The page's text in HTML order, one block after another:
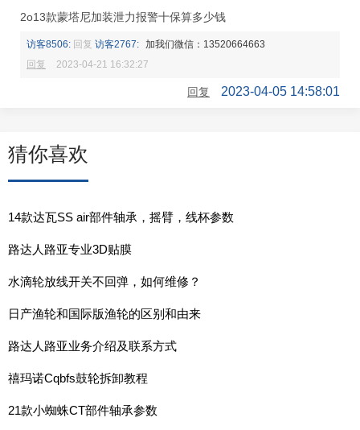
2o13款蒙塔尼加装泄力报警十保算多少钱
访客8506: 回复 访客2767: 加我们微信：13520664663
回复
2023-04-21 16:32:27
回复 2023-04-05 14:58:01
猜你喜欢
14款达瓦SS air部件轴承，摇臂，线杯参数
路达人路亚专业3D贴膜
水滴轮放线开关不回弹，如何维修？
日产渔轮和国际版渔轮的区别和由来
路达人路亚业务介绍及联系方式
禧玛诺Cqbfs鼓轮拆卸教程
21款小蜘蛛CT部件轴承参数